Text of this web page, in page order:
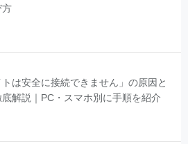
方
トは安全に接続できません」の原因と
解説｜PC・スマホ別に手順を紹介